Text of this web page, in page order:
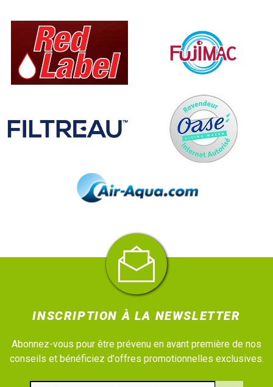
INSCRIPTION À LA NEWSLETTER
Abonnez-vous pour être prévenu en avant première de nos
conseils et bénéficiez d'offres promotionnelles exclusives.